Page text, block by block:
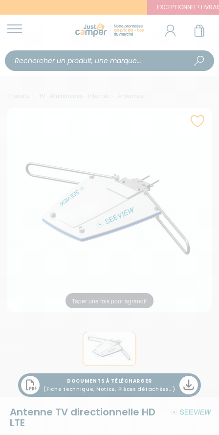
EXCEPTIONNEL ! LIVRAISON
Produits TV - Multimédia - Internet Antennes
Taper une fois pour agrandir
DOCUMENTS À TÉLÉCHARGER
(Fiche technique, Notice, Pièces détachées...)
Antenne TV directionnelle HD
LTE